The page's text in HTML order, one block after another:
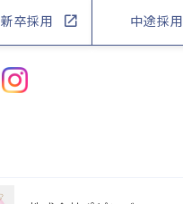
新卒採用 中途採用